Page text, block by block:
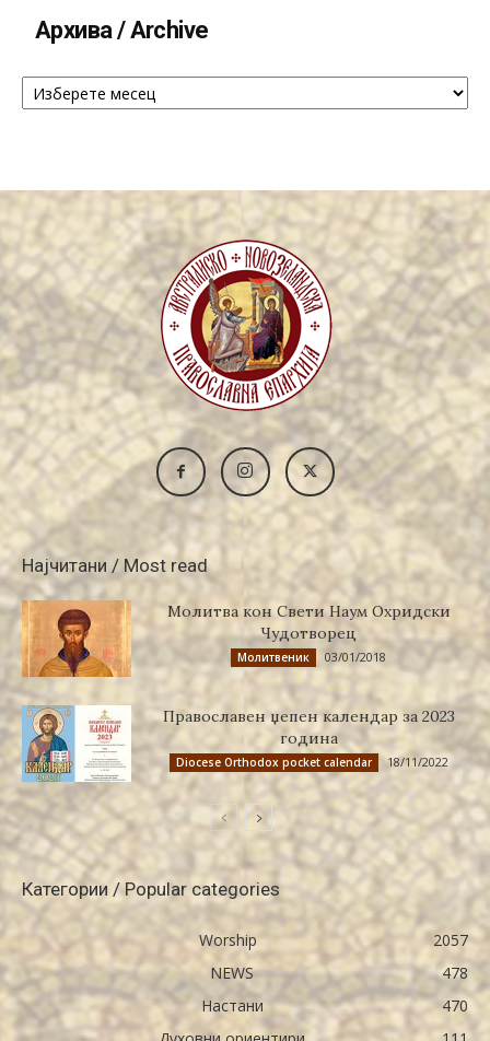
Архива / Archive
Архива
Најчитани / Most read
Молитва кон Свети Наум Охридски
Чудотворец
Молитвеник 03/01/2018
Православен џепен календар за 2023
година
Diocese Orthodox pocket calendar 18/11/2022
Категории / Popular categories
Worship
2057
NEWS
478
Настани
470